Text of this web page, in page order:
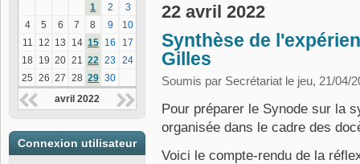
22 avril 2022
Synthèse de
Gilles
Soumis par Secrétariat le jeu, 21/04/
Pour préparer le Synode sur la
organisée dans le cadre des
Voici le compte-rendu de la
1
2
3
4
5 6 7 8 9
10
11
12 13 14 15 16
17
18
19 20 21 22 23 24
25 26 27 28 29 30
avril 2022
Connexion utilisateur